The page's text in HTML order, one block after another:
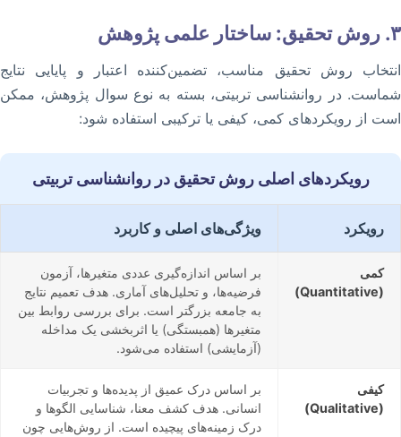
۳. روش تحقیق: ساختار علمی پژوهش
انتخاب روش تحقیق مناسب، تضمین‌کننده اعتبار و پایایی نتایج
شماست. در روانشناسی تربیتی، بسته به نوع سوال پژوهش، ممکن
است از رویکردهای کمی، کیفی یا ترکیبی استفاده شود:
رویکردهای اصلی روش تحقیق در روانشناسی تربیتی
رویکرد ویژگی‌های اصلی و کاربرد
کمی
(Quantitative)
بر اساس اندازه‌گیری عددی متغیرها، آزمون
فرضیه‌ها، و تحلیل‌های آماری. هدف تعمیم نتایج
به جامعه بزرگتر است. برای بررسی روابط بین
متغیرها (همبستگی) یا اثربخشی یک مداخله
(آزمایشی) استفاده می‌شود.
کیفی
(Qualitative)
بر اساس درک عمیق از پدیده‌ها و تجربیات
انسانی. هدف کشف معنا، شناسایی الگوها و
درک زمینه‌های پیچیده است. از روش‌هایی چون